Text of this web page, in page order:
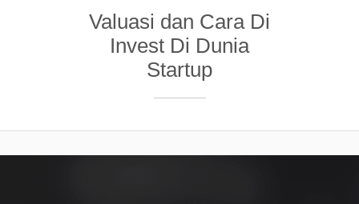
Valuasi dan Cara Di
Invest Di Dunia
Startup